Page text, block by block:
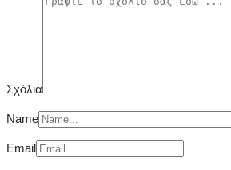
Σχόλια
Name
Email